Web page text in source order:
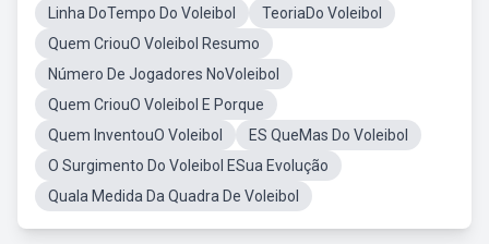
Linha DoTempo Do Voleibol
TeoriaDo Voleibol
Quem CriouO Voleibol Resumo
Número De Jogadores NoVoleibol
Quem CriouO Voleibol E Porque
Quem InventouO Voleibol
ES QueMas Do Voleibol
O Surgimento Do Voleibol ESua Evolução
Quala Medida Da Quadra De Voleibol